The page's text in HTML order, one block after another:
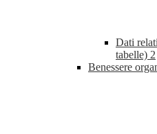
Dati
tabelle) 2
Benessere